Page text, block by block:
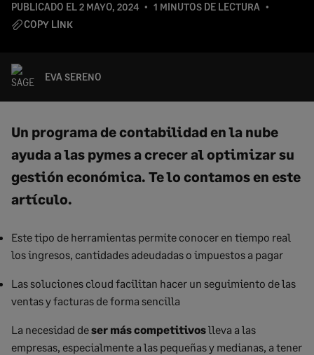
PUBLICADO EL2 MAYO, 2024
1 MINUTOS DE LECTURA
COPY LINK
EVA SERENO
Un programa de contabilidad en la nube
ayuda a las pymes a crecer al optimizar su
gestión económica. Te lo contamos en este
artículo.
Este tipo de herramientas permite conocer en tiempo real
los ingresos, cantidades adeudadas o impuestos a pagar
Las soluciones cloud facilitan hacer un seguimiento de las
ventas y facturas de forma sencilla
La necesidad deser más competitivoslleva a las
empresas, especialmente a las pequeñas y medianas, a tener